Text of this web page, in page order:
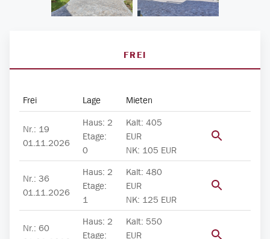
FREI
Frei Lage Mieten
Nr. : 19
01.11.2026
Haus: 2
Etage:
0
Kalt: 405
EUR
NK: 105 EUR
Nr. : 36
01.11.2026
Haus: 2
Etage:
1
Kalt: 480
EUR
NK: 125 EUR
Nr. : 60
Haus: 2
Etage:
Kalt: 550
EUR